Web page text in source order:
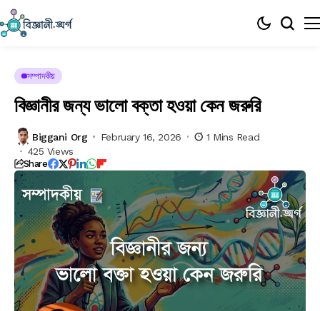
সম্পাদকীয়
বিজ্ঞানীর জন্য ভালো বক্তা হওয়া কেন জরুরি
Biggani Org February 16, 2026
1 Mins Read
425 Views
Share